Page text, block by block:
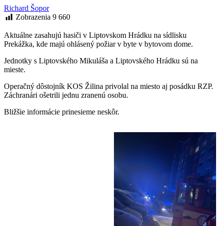
Richard Šopor
Zobrazenia 9 660
Aktuálne zasahujú hasiči v Liptovskom Hrádku na sídlisku
Prekážka, kde majú ohlásený požiar v byte v bytovom dome.
Jednotky s Liptovského Mikuláša a Liptovského Hrádku sú na
mieste.
Operačný dôstojník KOS Žilina privolal na miesto aj posádku RZP.
Záchranári ošetrili jednu zranenú osobu.
Bližšie informácie prinesieme neskôr.